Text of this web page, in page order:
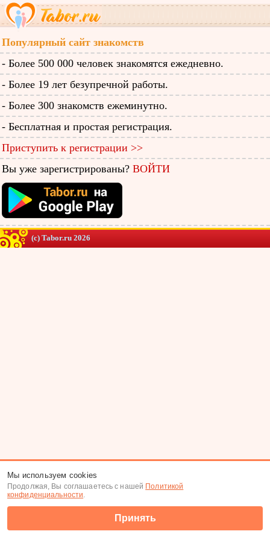
Популярный сайт знакомств
- Более 500 000 человек знакомятся ежедневно.
- Более 19 лет безупречной работы.
- Более 300 знакомств ежеминутно.
- Бесплатная и простая регистрация.
Приступить к регистрации >>
Вы уже зарегистрированы? ВОЙТИ
(c) Tabor.ru 2026
Мы используем cookies
Продолжая, Вы соглашаетесь с нашей Политикой
конфиденциальности.
Принять